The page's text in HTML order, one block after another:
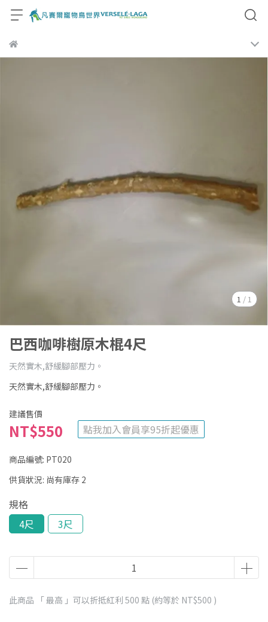
1 / 1
巴西咖啡樹原木棍4尺
天然實木,舒緩腳部壓力。
天然實木,舒緩腳部壓力。
建議售價
NT$550 點我加入會員享95折起優惠
商品編號: PT020
供貨狀況: 尚有庫存 2
規格
4尺
3尺
此商品 「 最高 」可以折抵紅利 500 點 (約等於 NT$500 )